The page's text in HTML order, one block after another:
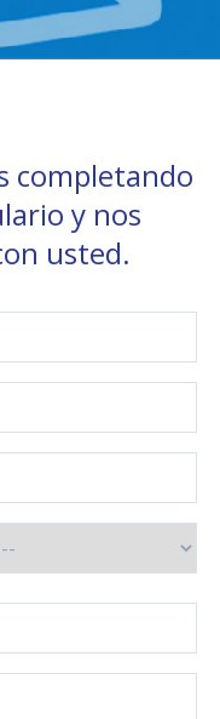
completando
y nos
usted.